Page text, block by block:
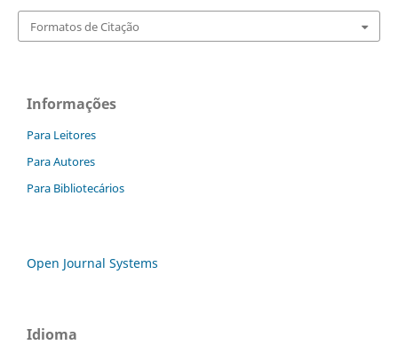
Formatos de Citação
Informações
Para Leitores
Para Autores
Para Bibliotecários
Open Journal Systems
Idioma